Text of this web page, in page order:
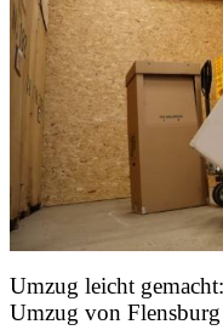
Umzug leicht
Umzug von